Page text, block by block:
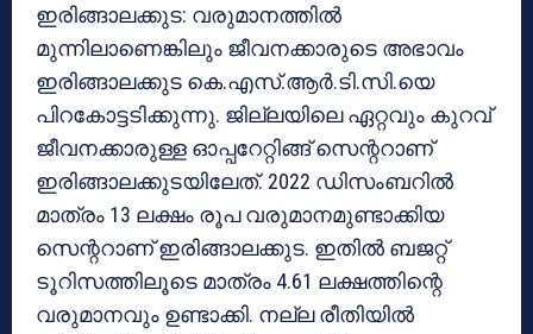
ഇരിങ്ങാലക്കുട: വരുമാനത്തില്‍
മുന്നിലാണെങ്കിലും ജീവനക്കാരുടെ അഭാവം
ഇരിങ്ങാലക്കുട കെ.എസ്.ആര്‍.ടി.സി.യെ
പിറകോട്ടടിക്കുന്നു. ജില്ലയിലെ ഏറ്റവും കുറവ്
ജീവനക്കാരുള്ള ഓപ്പറേറ്റിങ്ങ് സെന്ററാണ്
ഇരിങ്ങാലക്കുടയിലേത്. 2022 ഡിസംബറില്‍
മാത്രം 13 ലക്ഷം രൂപ വരുമാനമുണ്ടാക്കിയ
സെന്ററാണ് ഇരിങ്ങാലക്കുട. ഇതില്‍ ബജറ്റ്
ടൂറിസത്തിലൂടെ മാത്രം 4.61 ലക്ഷത്തിന്റെ
വരുമാനവും ഉണ്ടാക്കി. നല്ല രീതിയില്‍